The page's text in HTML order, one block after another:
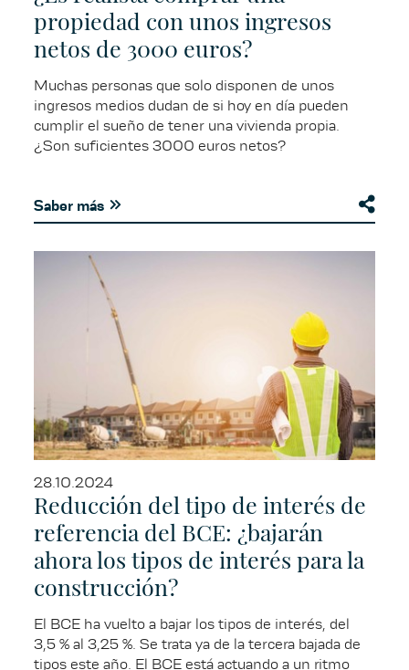
propiedad con unos ingresos
netos de 3000 euros?
Muchas personas que solo disponen de unos
ingresos medios dudan de si hoy en día pueden
cumplir el sueño de tener una vivienda propia.
¿Son suficientes 3000 euros netos?
Saber más
28.10.2024
Reducción del tipo de interés de
referencia del BCE: ¿bajarán
ahora los tipos de interés para la
construcción?
El BCE ha vuelto a bajar los tipos de interés, del
3,5 % al 3,25 %. Se trata ya de la tercera bajada de
tipos este año. El BCE está actuando a un ritmo